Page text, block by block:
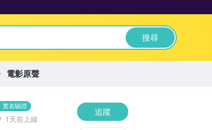
搜尋
實名驗證
1天前上線
追蹤
電影原聲